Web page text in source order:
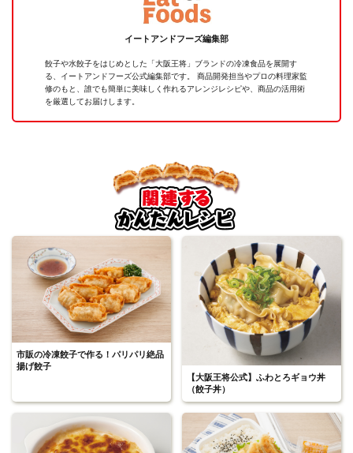
イートアンドフーズ編集部
餃子や水餃子をはじめとした「大阪王将」ブランドの冷凍食品を展開す
る、イートアンドフーズ公式編集部です。 商品開発担当やプロの料理家監
修のもと、誰でも簡単に美味しく作れるアレンジレシピや、商品の活用術
を厳選してお届けします。
市販の冷凍餃子で作る！パリパリ絶品
揚げ餃子
【大阪王将公式】ふわとろギョウ丼
（餃子丼）